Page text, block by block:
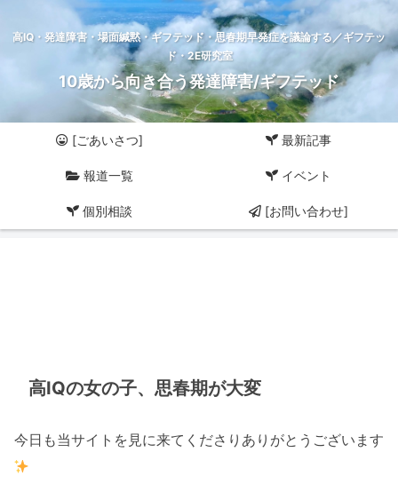
高IQ・発達障害・場面緘黙・ギフテッド・思春期早発症を議論する／ギフテッ
ド・2E研究室
10歳から向き合う発達障害/ギフテッド
[ごあいさつ] 最新記事
報道一覧 イベント
個別相談 [お問い合わせ]
高IQの女の子、思春期が大変
今日も当サイトを見に来てくださりありがとうございます